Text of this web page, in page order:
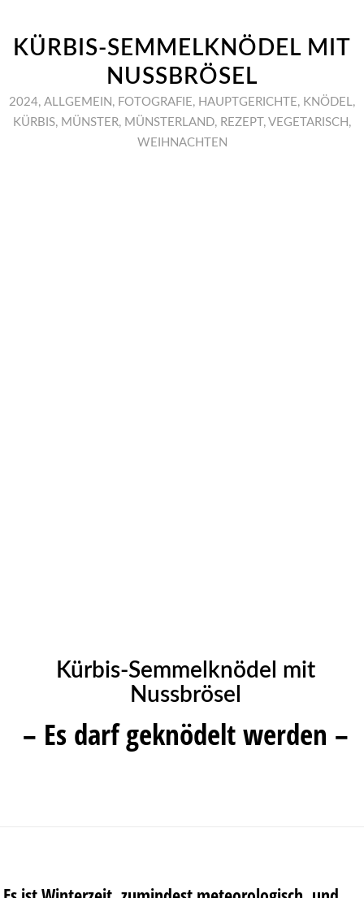
KÜRBIS-SEMMELKNÖDEL MIT
NUSSBRÖSEL
2024, ALLGEMEIN , FOTOGRAFIE, HAUPTGERICHTE, KNÖDEL,
KÜRBIS, MÜNSTER, MÜNSTERLAND, REZEPT , VEGETARISCH ,
WEIHNACHTEN
Kürbis-Semmelknödel mit
Nussbrösel
– Es darf geknödelt werden –